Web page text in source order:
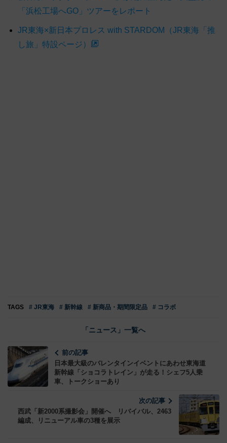
「浜松工場へGO」ツアーをレポート
JR東海×新日本プロレス with STARDOM（JR東海「推
し旅」特設ページ）
TAGS # JR東海 # 新幹線 # 新商品・期間限定品 # コラボ
「ニュース」一覧へ
前の記事
日本最大級のバレンタインイベントにあわせ東海道
新幹線「ショコラトレイン」が走る！シェフ5人乗
車、トークショーあり
次の記事
西武「新2000系撮影会」開催へ リバイバル、2463
編成、リニューアル車の3種を展示